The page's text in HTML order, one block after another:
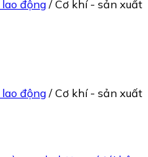
động / Cơ khí - sản xuất
động / Cơ khí - sản xuất